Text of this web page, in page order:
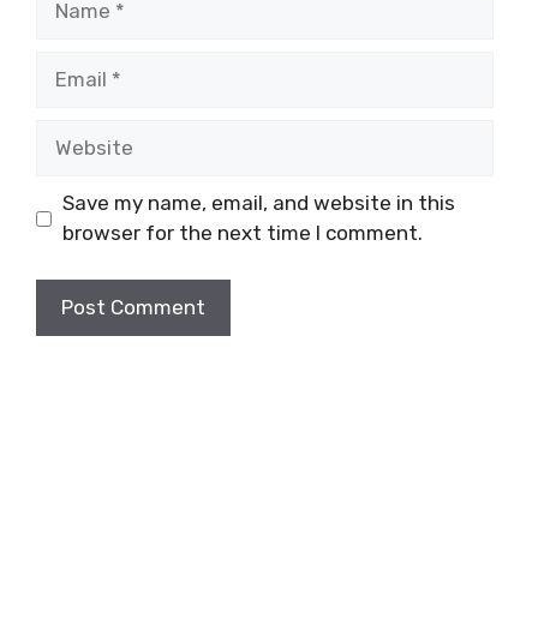
Save my name, email, and website in this
browser for the next time I comment.